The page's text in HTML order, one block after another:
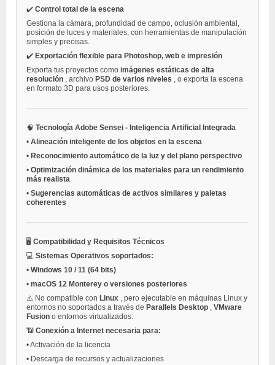
✔️ Control total de la escena
Gestiona la cámara, profundidad de campo, oclusión ambiental,
posición de luces y materiales, con herramientas de manipulación
simples y precisas.
✔️ Exportación flexible para Photoshop, web e impresión
Exporta tus proyectos como imágenes estáticas de alta
resolución
, archivo PSD de varios niveles
, o exporta la escena
en formato 3D para usos posteriores.
🧠 Tecnología Adobe Sensei - Inteligencia Artificial Integrada
• Alineación inteligente de los objetos en la escena
• Reconocimiento automático de la luz y del plano perspectivo
• Optimización dinámica de los materiales para un rendimiento
más realista
• Sugerencias automáticas de activos similares y paletas
coherentes
🖥️ Compatibilidad y Requisitos Técnicos
💻 Sistemas Operativos soportados:
• Windows 10 / 11 (64 bits)
• macOS 12 Monterey o versiones posteriores
⚠️ No compatible con Linux
, pero ejecutable en máquinas Linux y
entornos no soportados a través de Parallels Desktop
VMware
Fusion o entornos virtualizados.
📶 Conexión a Internet necesaria para:
•Activación de la licencia
• Descarga de recursos y actualizaciones